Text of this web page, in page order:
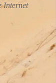
Internet